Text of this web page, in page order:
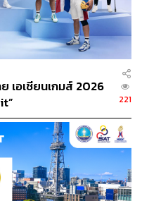
AUTHOR
ภาษณ์ BNK48
เอเชียนเกมส์ 2026
221